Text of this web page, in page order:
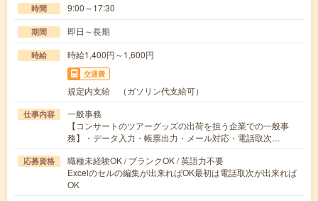
時間 9:00～17:30
期間 即日～長期
時給 時給1,400円～1,600円
交通費
規定内支給 （ガソリン代支給可）
仕事内容
一般事務
【コンサートのツアーグッズの出荷を担う企業での一般事
務】・データ入力・帳票出力・メール対応・電話取次…
応募資格
職種未経験OK / ブランクOK / 英語力不要
Excelのセルの編集が出来ればOK最初は電話取次が出来れば
OK